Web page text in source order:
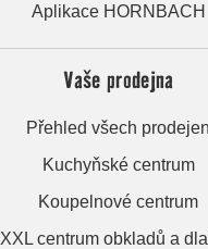
Aplikace HORNBACH
Vaše prodejna
Přehled všech prodejen
Kuchyňské centrum
Koupelnové centrum
XXL centrum obkladů a